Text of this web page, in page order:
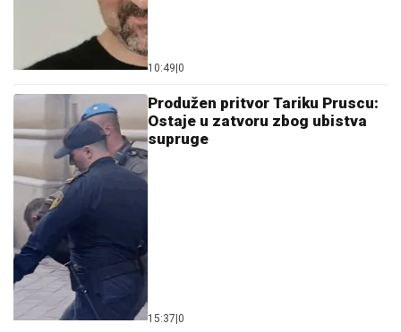
10:49 0
Produžen pritvor Tariku Pruscu:
Ostaje u zatvoru zbog ubistva
supruge
15:37 0